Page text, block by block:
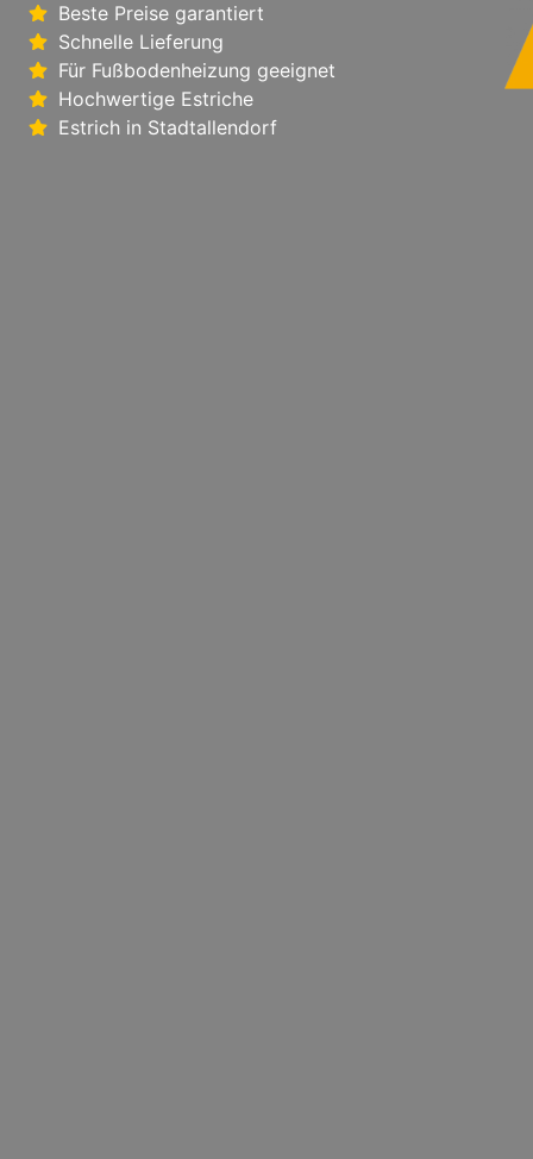
Beste Preise garantiert
Schnelle Lieferung
Für Fußbodenheizung geeignet
Hochwertige Estriche
Estrich in Stadtallendorf